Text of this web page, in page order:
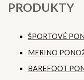
PRODUKTY
ŠPORTOVÉ
MERINO
BAREFOOT